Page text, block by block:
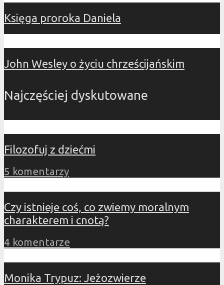
Księga proroka Daniela
John Wesley o życiu chrześcijańskim
Najczęściej dyskutowane
Filozofuj z dziećmi
5 komentarzy
Czy istnieje coś, co zwiemy moralnym
charakterem i cnotą?
4 komentarze
Monika Trypuz: Jeżozwierze